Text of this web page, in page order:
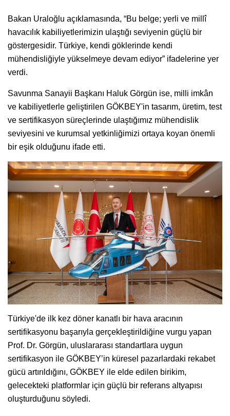
Bakan Uraloğlu açıklamasında, “Bu belge; yerli ve millî
havacılık kabiliyetlerimizin ulaştığı seviyenin güçlü bir
göstergesidir. Türkiye, kendi göklerinde kendi
mühendisliğiyle yükselmeye devam ediyor” ifadelerine yer
verdi.
Savunma Sanayii Başkanı Haluk Görgün ise, milli imkân
ve kabiliyetlerle geliştirilen GÖKBEY'in tasarım, üretim, test
ve sertifikasyon süreçlerinde ulaştığımız mühendislik
seviyesini ve kurumsal yetkinliğimizi ortaya koyan önemli
bir eşik olduğunu ifade etti.
Türkiye'de ilk kez döner kanatlı bir hava aracının
sertifikasyonu başarıyla gerçekleştirildiğine vurgu yapan
Prof. Dr. Görgün, uluslararası standartlara uygun
sertifikasyon ile GÖKBEY’in küresel pazarlardaki rekabet
gücü artırıldığını, GÖKBEY ile elde edilen birikim,
gelecekteki platformlar için güçlü bir referans altyapısı
oluşturduğunu söyledi.